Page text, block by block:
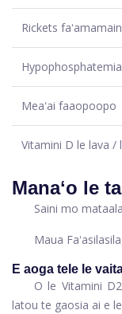
Rickets
Hypophosphatemia
Meaʻai faaopoopo
Vitamini D le lava /
Manaʻo le
Saini mo
Maua
E aoga tele le
O le Vitamini
latou te gaosia ai e